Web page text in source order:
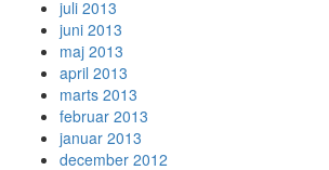
juli 2013
juni 2013
maj 2013
april 2013
marts 2013
februar 2013
januar 2013
december 2012